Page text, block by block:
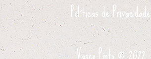
Políticas de Privacidade